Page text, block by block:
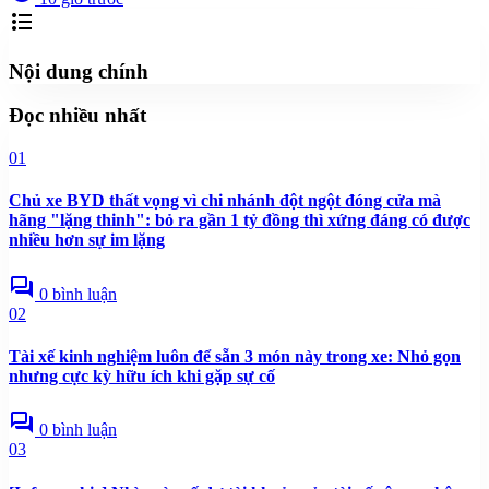
format_list_bulleted
Nội dung chính
Đọc nhiều nhất
01
Chủ xe BYD thất vọng vì chi nhánh đột ngột đóng cửa mà
hãng "lặng thinh": bỏ ra gần 1 tỷ đồng thì xứng đáng có được
nhiều hơn sự im lặng
forum 0 bình luận
02
Tài xế kinh nghiệm luôn để sẵn 3 món này trong xe: Nhỏ gọn
nhưng cực kỳ hữu ích khi gặp sự cố
forum 0 bình luận
03